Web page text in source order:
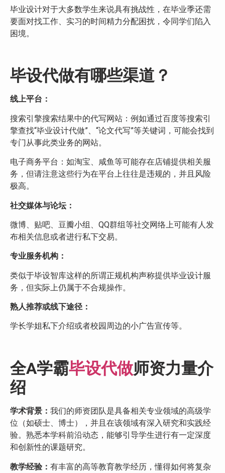
毕业设计对于大多数学生来说具有挑战性，在毕业季还需
要面对找工作、实习的时间精力分配困扰，令同学们陷入
困境。
毕设代做有哪些渠道？
线上平台：
搜索引擎搜索结果中的代写网站：例如通过百度等搜索引
擎查找“毕业设计代做”、“论文代写”等关键词，可能会找到
专门从事此类业务的网站。
电子商务平台：如淘宝、咸鱼等可能存在店铺提供相关服
务，但请注意这些行为在平台上往往是违规的，并且风险
极高。
社交媒体与论坛：
微博、贴吧、豆瓣小组、QQ群组等社交网络上可能有人发
布相关信息或者进行私下交易。
专业服务机构：
类似于毕设智库这样的所谓正规机构声称提供毕业设计服
务，但实际上仍属于不合规操作。
熟人推荐或线下途径：
学长学姐私下介绍或者校园周边的小广告宣传等。
全A学霸毕设代做师资力量介
绍
学术背景： 我们的师资团队是具备相关专业领域的高级学
位（如硕士、博士），并且在该领域有深入研究和实践经
验。熟悉本学科前沿动态，能够引导学生进行有一定深度
和创新性的课题研究。
教学经验： 有丰富的高等教育教学经历，懂得如何将复杂